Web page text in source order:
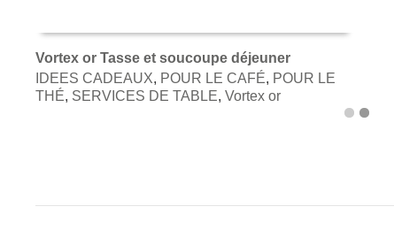
AJOUTER AU PANIER
Vortex or Tasse et soucoupe déjeuner
IDEES CADEAUX, POUR LE CAFÉ, POUR LE
THÉ, SERVICES DE TABLE,Vortex or